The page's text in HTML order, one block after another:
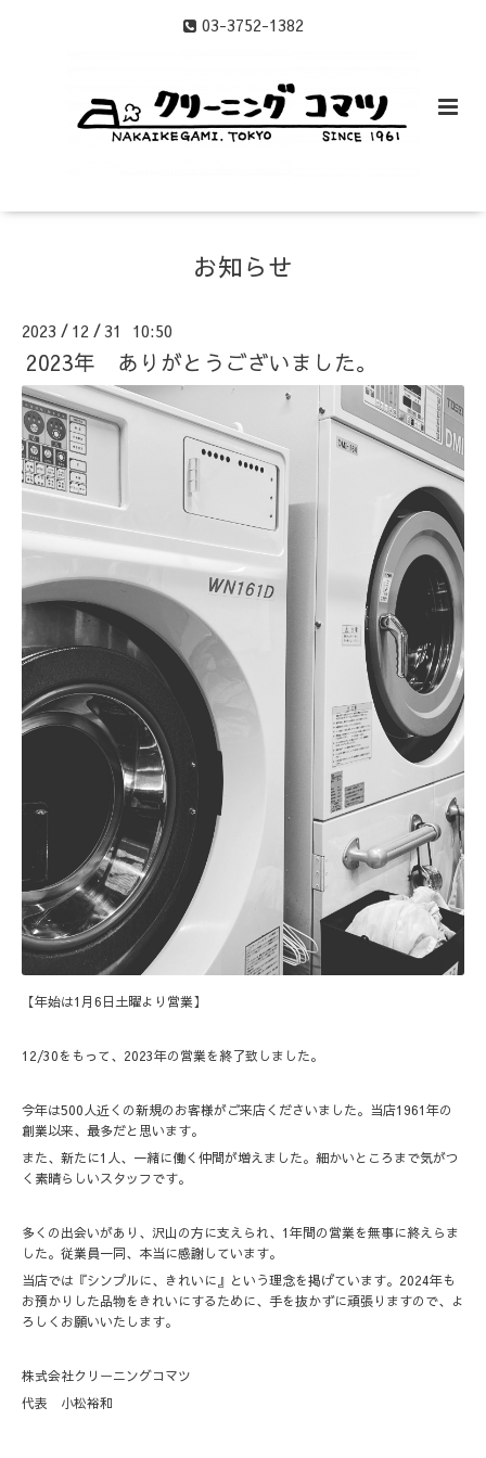
03-3752-1382
お知らせ
2023 / 12 /31 10:50
2023年 ありがとうございました。
【年始は1月6日土曜より営業】
12/30をもって、2023年の営業を終了致しました。
今年は500人近くの新規のお客様がご来店くださいました。当店1961年の
創業以来、最多だと思います。
また、新たに1人、一緒に働く仲間が増えました。細かいところまで気がつ
く素晴らしいスタッフです。
多くの出会いがあり、沢山の方に支えられ、1年間の営業を無事に終えらま
した。従業員一同、本当に感謝しています。
当店では『シンプルに、きれいに』という理念を掲げています。2024年も
お預かりした品物をきれいにするために、手を抜かずに頑張りますので、よ
ろしくお願いいたします。
株式会社クリーニングコマツ
代表 小松裕和